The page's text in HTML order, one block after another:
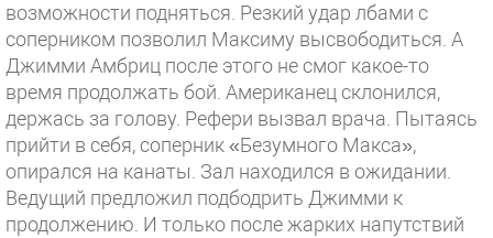
возможности подняться. Резкий удар лбами с
соперником позволил Максиму высвободиться. А
Джимми Амбриц после этого не смог какое-то
время продолжать бой. Американец склонился,
держась за голову. Рефери вызвал врача. Пытаясь
прийти в себя, соперник «Безумного Макса»,
опирался на канаты. Зал находился в ожидании.
Ведущий предложил подбодрить Джимми к
продолжению. И только после жарких напутствий